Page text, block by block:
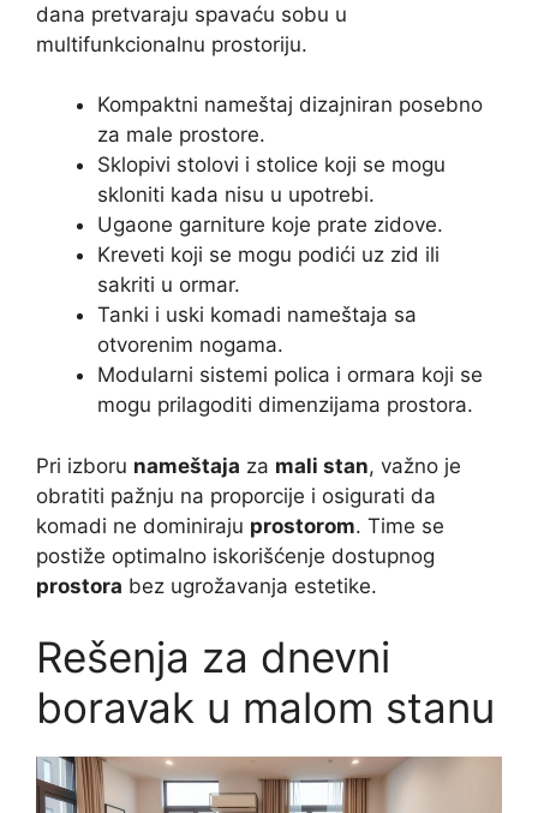
dana pretvaraju spavaću sobu u
multifunkcionalnu prostoriju.
Kompaktni nameštaj dizajniran posebno
za male prostore.
Sklopivi stolovi i stolice koji se mogu
skloniti kada nisu u upotrebi.
Ugaone garniture koje prate zidove.
Kreveti koji se mogu podići uz zid ili
sakriti u ormar.
Tanki i uski komadi nameštaja sa
otvorenim nogama.
Modularni sistemi polica i ormara koji se
mogu prilagoditi dimenzijama prostora.
Pri izboru nameštaja za mali stan, važno je
obratiti pažnju na proporcije i osigurati da
komadi ne dominiraju prostorom. Time se
postiže optimalno iskorišćenje dostupnog
prostora bez ugrožavanja estetike.
Rešenja za dnevni
boravak u malom stanu